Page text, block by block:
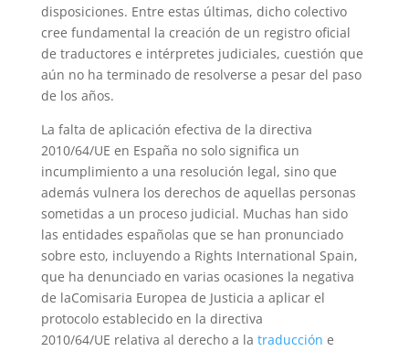
disposiciones. Entre estas últimas, dicho colectivo
cree fundamental la creación de un registro oficial
de traductores e intérpretes judiciales, cuestión que
aún no ha terminado de resolverse a pesar del paso
de los años.
La falta de aplicación efectiva de la directiva
2010/64/UE en España no solo significa un
incumplimiento a una resolución legal, sino que
además vulnera los derechos de aquellas personas
sometidas a un proceso judicial. Muchas han sido
las entidades españolas que se han pronunciado
sobre esto, incluyendo a Rights International Spain,
que ha denunciado en varias ocasiones la negativa
de laComisaria Europea de Justicia a aplicar el
protocolo establecido en la directiva
2010/64/UE relativa al derecho a la traducción e